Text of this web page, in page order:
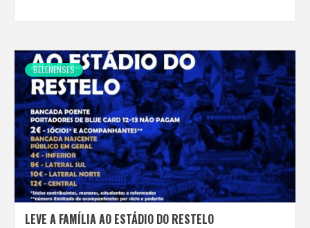
BELENENSES
LEVE A FAMÍLIA AO ESTÁDIO DO RESTELO